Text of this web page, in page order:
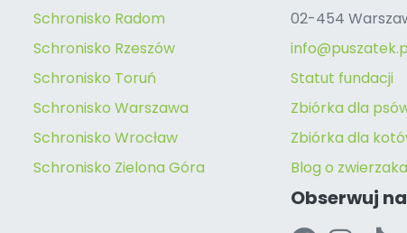
Schronisko Radom
Schronisko Rzeszów
Schronisko Toruń
Schronisko Warszawa
Schronisko Wrocław
Schronisko Zielona Góra
02-454
Statut fundacji
Zbiórka dla
Zbiórka dla
Blog o
Obserwuj